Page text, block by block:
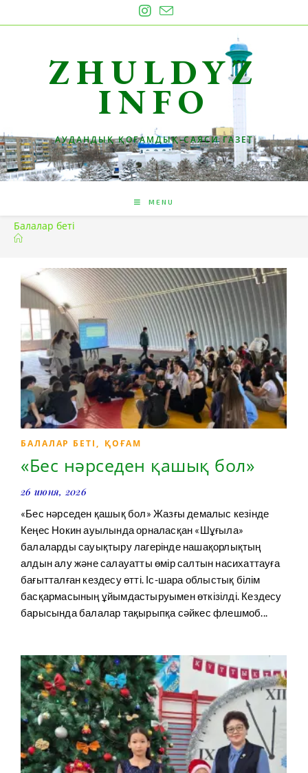
ZHULDYZ
INFO
АУДАНДЫҚ ҚОҒАМДЫҚ-САЯСИ ГАЗЕТ
MENU
Балалар беті
БАЛАЛАР БЕТІ, ҚОҒАМ
«Бес нәрседен қашық бол»
26 июня, 2026
«Бес нәрседен қашық бол» Жазғы демалыс кезінде
Кеңес Нокин ауылында орналасқан «Шұғыла»
балаларды сауықтыру лагерінде нашақорлықтың
алдын алу және салауатты өмір салтын насихаттауға
бағытталған кездесу өтті. Іс-шара облыстық білім
басқармасының ұйымдастыруымен өткізілді. Кездесу
барысында балалар тақырыпқа сәйкес флешмоб...